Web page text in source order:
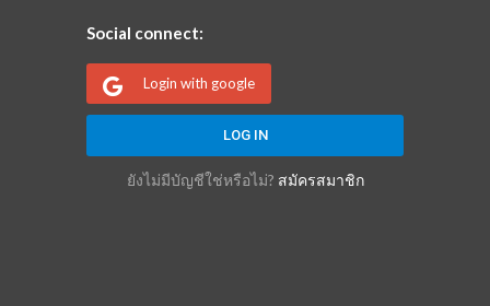
Social connect:
Login with google
ยังไม่มีบัญชีใช่หรือไม่? สมัครสมาชิก